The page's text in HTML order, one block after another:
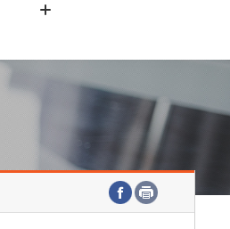
연구원 고객헌장
ETRI CI
찾아오시는길